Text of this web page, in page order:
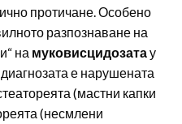
протичане. Особено
разпознаване на
на муковисцидозата у
е нарушената
(мастни капки
(несмлени